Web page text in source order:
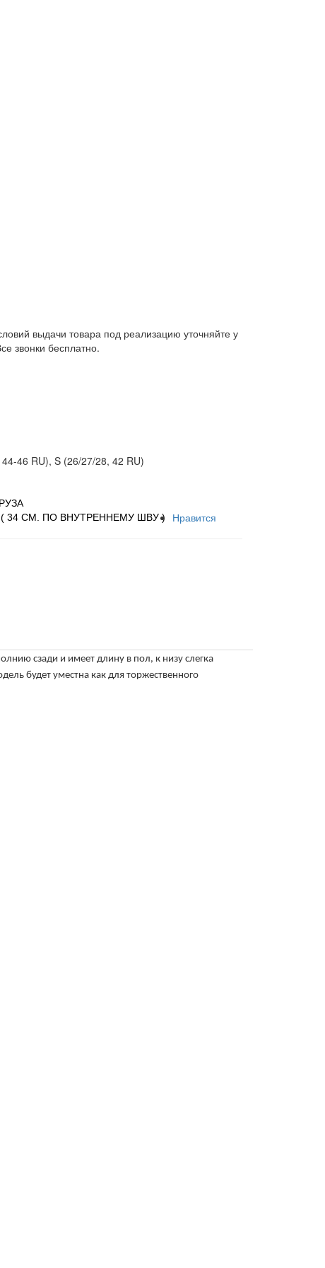
выдачи товара под реализацию уточняйте у
звонки бесплатно.
46 RU), S (26/27/28, 42 RU)
( 34 СМ. ПО ВНУТРЕННЕМУ ШВУ ) Нравится
сзади и имеет длину в пол, к низу слегка
будет уместна как для торжественного